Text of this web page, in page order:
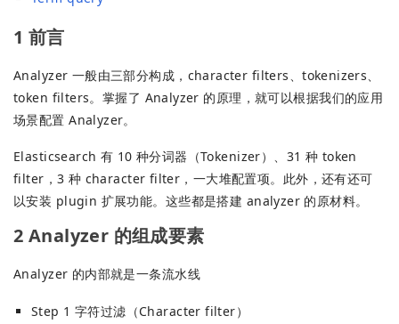
1 前言
Analyzer 一般由三部分构成，character filters、tokenizers、
token filters。掌握了 Analyzer 的原理，就可以根据我们的应用
场景配置 Analyzer。
Elasticsearch 有 10 种分词器（Tokenizer）、31 种 token
filter，3 种 character filter，一大堆配置项。此外，还有还可
以安装 plugin 扩展功能。这些都是搭建 analyzer 的原材料。
2 Analyzer 的组成要素
Analyzer 的内部就是一条流水线
Step 1 字符过滤（Character filter）